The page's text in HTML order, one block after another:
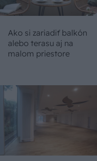
Ako si zariadiť balkón
alebo terasu aj na
malom priestore